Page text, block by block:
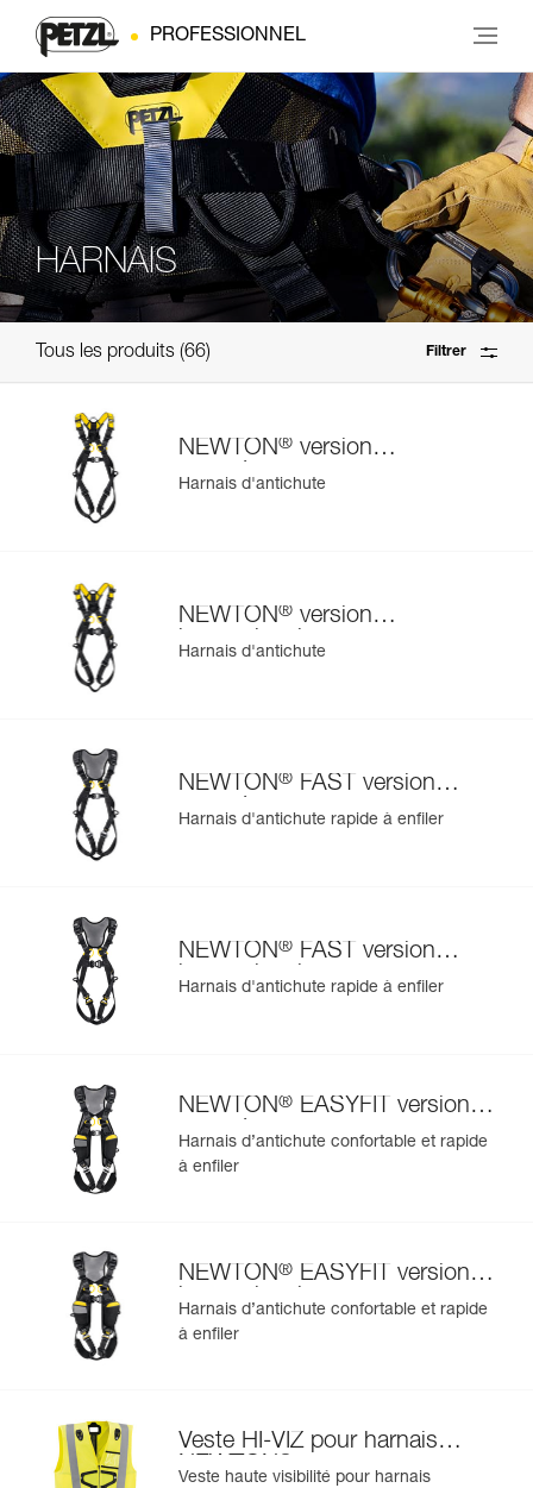
PROFESSIONNEL
HARNAIS
Tous les produits 66 Filtrer
NEWTON® version
européenne
Harnais d'antichute
NEWTON® version
internationale
Harnais d'antichute
NEWTON® FAST version
européenne
Harnais d'antichute rapide à enfiler
NEWTON® FAST version
internationale
Harnais d'antichute rapide à enfiler
NEWTON® EASYFIT version
européenne
Harnais d’antichute confortable et rapide
à enfiler
NEWTON® EASYFIT version
internationale
Harnais d’antichute confortable et rapide
à enfiler
Veste HI-VIZ pour harnais
NEWTON
Veste haute visibilité pour harnais